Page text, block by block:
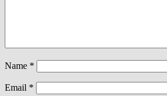
Name *
Email *